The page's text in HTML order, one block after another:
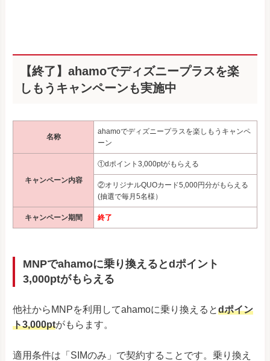
【終了】ahamoでディズニープラスを楽
しもうキャンペーンも実施中
名称
ahamoでディズニープラスを楽しもうキャンペ
ーン
キャンペーン内容
①dポイント3,000ptがもらえる
②オリジナルQUOカード5,000円分がもらえる
(抽選で毎月5名様）
キャンペーン期間 終了
MNPでahamoに乗り換えるとdポイント
3,000ptがもらえる
他社からMNPを利用してahamoに乗り換えるとdポイン
ト3,000ptがもらます。
適用条件は「SIMのみ」で契約することです。乗り換え